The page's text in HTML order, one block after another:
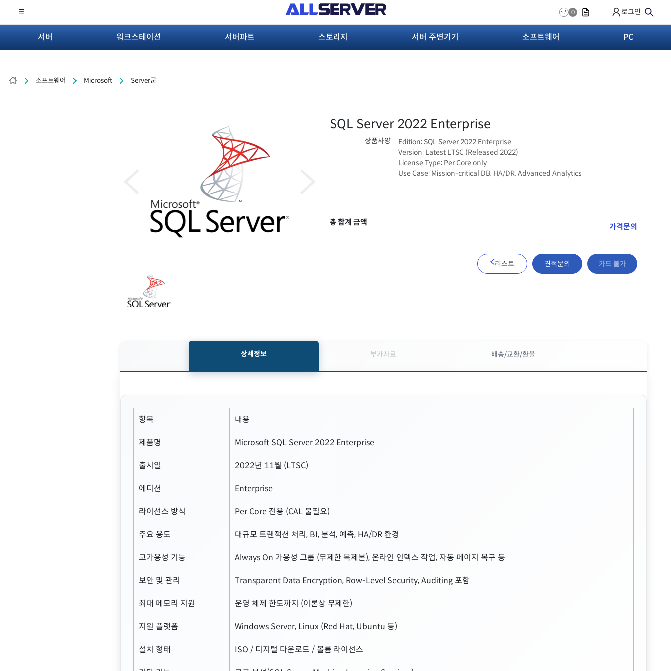
0 로그인
서버 워크스테이션 서버파트 스토리지 서버 주변기기 소프트웨어 PC
소프트웨어 Microsoft Server군
SQL Server 2022 Enterprise
상품사양
Edition: SQL Server 2022 Enterprise
Version: Latest LTSC (Released 2022)
License Type: Per Core only
Use Case: Mission-critical DB, HA/DR, Advanced Analytics
총 합계 금액 가격문의
리스트 견적문의 카드 불가
상세정보 부가자료 배송/교환/환불
항목 내용
제품명 Microsoft SQL Server 2022 Enterprise
출시일 2022년 11월 (LTSC)
에디션 Enterprise
라이선스 방식 Per Core 전용 (CAL 불필요)
주요 용도 대규모 트랜잭션 처리, BI, 분석, 예측, HA/DR 환경
고가용성 기능 Always On 가용성 그룹 (무제한 복제본), 온라인 인덱스 작업, 자동 페이지 복구 등
보안 및 관리 Transparent Data Encryption, Row-Level Security, Auditing 포함
최대 메모리 지원 운영 체제 한도까지 (이론상 무제한)
지원 플랫폼 Windows Server, Linux (Red Hat, Ubuntu 등)
설치 형태 ISO / 디지털 다운로드 / 볼륨 라이선스